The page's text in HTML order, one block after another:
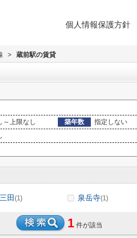
個人情報保護方針
> 蔵前駅の賃貸
～上限なし 築年数
指定しない
三田(1) 泉岳寺(1)
1 件が該当